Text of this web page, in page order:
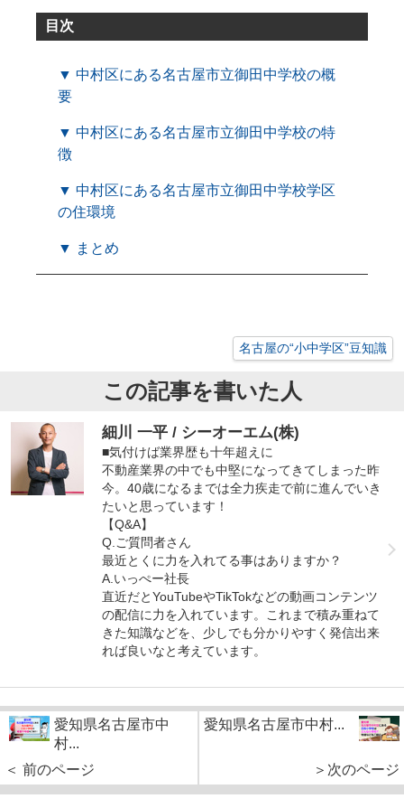
目次
▼ 中村区にある名古屋市立御田中学校の概
要
▼ 中村区にある名古屋市立御田中学校の特
徴
▼ 中村区にある名古屋市立御田中学校学区
の住環境
▼ まとめ
名古屋の“小中学区”豆知識
この記事を書いた人
細川 一平 / シーオーエム(株)
■気付けば業界歴も十年超えに
不動産業界の中でも中堅になってきてしまった昨
今。40歳になるまでは全力疾走で前に進んでいき
たいと思っています！
【Q&A】
Q.ご質問者さん
最近とくに力を入れてる事はありますか？
A.いっぺー社長
直近だとYouTubeやTikTokなどの動画コンテンツ
の配信に力を入れています。これまで積み重ねて
きた知識などを、少しでも分かりやすく発信出来
れば良いなと考えています。
愛知県名古屋市中
村...
＜ 前のページ
愛知県名古屋市中村...
＞次のページ